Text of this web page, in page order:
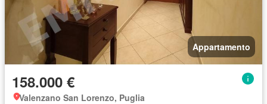
Appartamento
158.000 €
Valenzano San Lorenzo, Puglia